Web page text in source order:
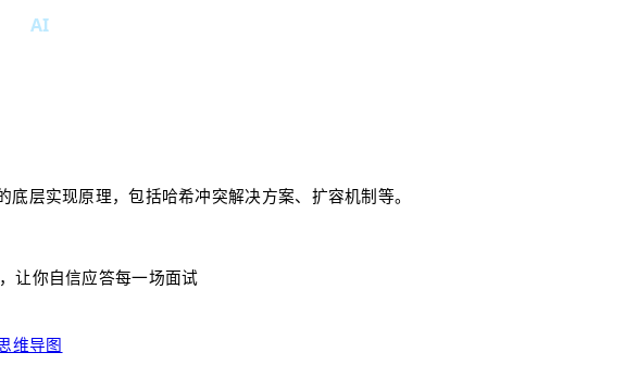
底层实现原理，包括哈希冲突解决方案、扩容机制等。
让你自信应答每一场面试
维导图